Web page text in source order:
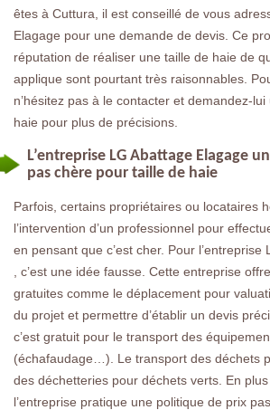
êtes à Cuttura, il est conseillé de vous
Elagage pour une demande de devis. Ce
réputation de réaliser une taille de haie de
applique sont pourtant très raisonnables.
n’hésitez pas à le contacter et demandez-
haie pour plus de précisions.
L’entreprise LG Abattage Elagage
pas chère pour taille de haie
Parfois, certains propriétaires ou locataires
l’intervention d’un professionnel pour
en pensant que c’est cher. Pour l’entreprise
, c’est une idée fausse. Cette entreprise
gratuites comme le déplacement pour
du projet et permettre d’établir un devis
c’est gratuit pour le transport des
(échafaudage…). Le transport des déchets
des déchetteries pour déchets verts. En
l’entreprise pratique une politique de prix